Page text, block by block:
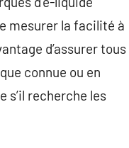
mesurer la facilité à
d’assurer tous
connue ou en
recherche les